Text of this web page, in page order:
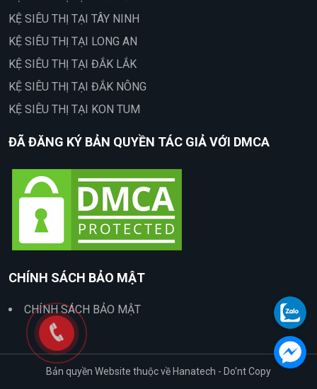
KỆ SIÊU THỊ TẠI TÂY NINH
KỆ SIÊU THỊ TẠI LONG AN
KỆ SIÊU THỊ TẠI ĐẮK LẮK
KỆ SIÊU THỊ TẠI ĐẮK NÔNG
KỆ SIÊU THỊ TẠI KON TUM
ĐÃ ĐĂNG KÝ BẢN QUYỀN TÁC GIẢ VỚI DMCA
CHÍNH SÁCH BẢO MẬT
CHÍNH SÁCH BẢO MẬT
Bản quyền Website thuộc về Hanatech - Do'nt Copy